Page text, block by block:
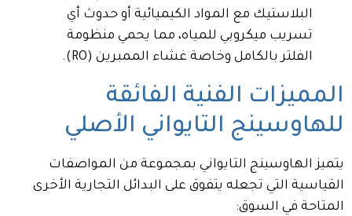
البلاستيك مع المواد الكيميائية أو حدوث أي
تسريب ميكروبي للمياه، مما يحمي منظومة
الفلتر بالكامل وخاصة غشاء الممبرين (RO
).
المميزات الفنية الفائقة
للهاوسينج التايواني الأصلي
يتميز الهاوسينج التايواني بمجموعة من المواصفات
القياسية التي تجعله يتفوق على البدائل التجارية الأخرى
المتاحة في السوق: